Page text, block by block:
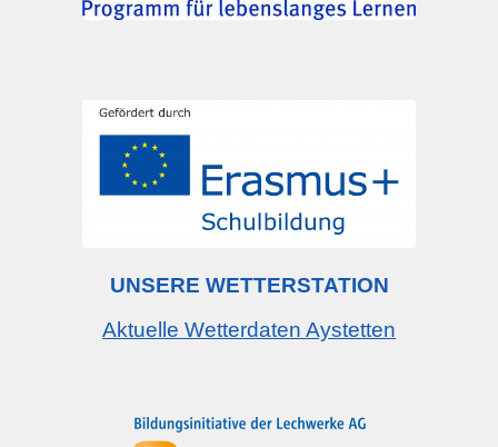
UNSERE WETTERSTATION
Aktuelle Wetterdaten Aystetten